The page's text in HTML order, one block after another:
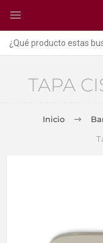
TAPA
Inicio